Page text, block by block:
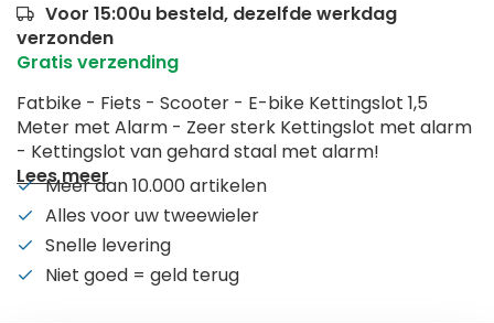
Voor 15:00u besteld, dezelfde werkdag
verzonden
Gratis verzending
Fatbike - Fiets - Scooter - E-bike Kettingslot 1,5
Meter met Alarm - Zeer sterk Kettingslot met alarm
- Kettingslot van gehard staal met alarm!
Lees meer
Meer dan 10.000 artikelen
Alles voor uw tweewieler
Snelle levering
Niet goed = geld terug